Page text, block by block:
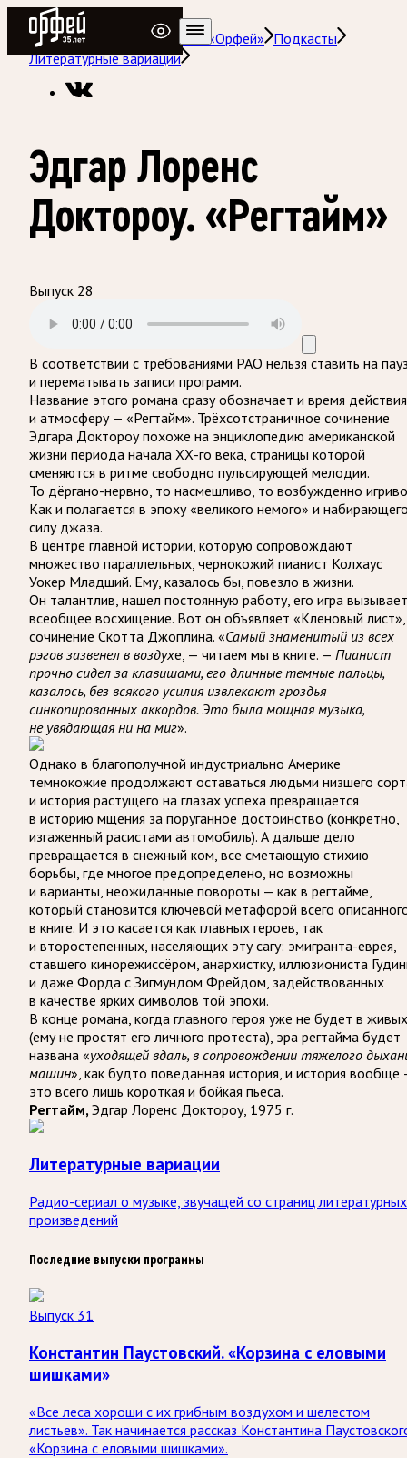
Радио Орфей
Радио классической музыки «Орфей» Подкасты
Литературные вариации
Эдгар Лоренс
Доктороу. «Регтайм»
Выпуск 28
В соответствии с требованиями РАО нельзя ставить на
и перематывать записи программ.
Название этого романа сразу обозначает и время
и атмосферу — «Регтайм». Трёхсотстраничное сочинение
Эдгара Доктороу похоже на энциклопедию американской
жизни периода начала ХХ-го века, страницы которой
сменяются в ритме свободно пульсирующей мелодии.
То дёргано-нервно, то насмешливо, то возбужденно
Как и полагается в эпоху «великого немого» и
силу джаза.
В центре главной истории, которую сопровождают
множество параллельных, чернокожий пианист Колхаус
Уокер Младший. Ему, казалось бы, повезло в жизни.
Он талантлив, нашел постоянную работу, его игра вызывает
всеобщее восхищение. Вот он объявляет «Кленовый лист»,
сочинение Скотта Джоплина. «Самый знаменитый из всех
рэгов зазвенел в воздухе, — читаем мы в книге. — Пианист
прочно сидел за клавишами, его длинные темные пальцы,
казалось, без всякого усилия извлекают гроздья
синкопированных аккордов. Это была мощная музыка,
не увядающая ни на миг».
Однако в благополучной индустриально Америке
темнокожие продолжают оставаться людьми низшего
и история растущего на глазах успеха превращается
в историю мщения за поруганное достоинство (конкретно,
изгаженный расистами автомобиль). А дальше дело
превращается в снежный ком, все сметающую стихию
борьбы, где многое предопределено, но возможны
и варианты, неожиданные повороты — как в регтайме,
который становится ключевой метафорой всего
в книге. И это касается как главных героев, так
и второстепенных, населяющих эту сагу: эмигранта-еврея,
ставшего кинорежиссёром, анархистку, иллюзиониста
и даже Форда с Зигмундом Фрейдом, задействованных
в качестве ярких символов той эпохи.
В конце романа, когда главного героя уже не будет в живых
(ему не простят его личного протеста), эра регтайма будет
названа «уходящей вдаль, в сопровождении тяжелого
машин», как будто поведанная история, и история вообще
это всего лишь короткая и бойкая пьеса.
Регтайм, Эдгар Лоренс Доктороу, 1975 г.
Литературные вариации
Радио-сериал о музыке, звучащей со страниц литературных
произведений
Последние выпуски программы
Выпуск 31
Константин Паустовский. «Корзина с еловыми
шишками»
«Все леса хороши с их грибным воздухом и шелестом
листьев». Так начинается рассказ Константина
«Корзина с еловыми шишками».